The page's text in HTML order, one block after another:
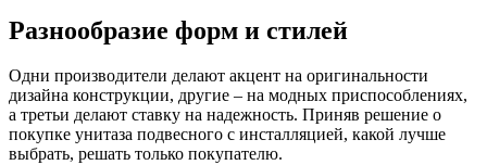
Разнообразие форм и стилей
Одни производители делают акцент на оригинальности
дизайна конструкции, другие – на модных приспособлениях,
а третьи делают ставку на надежность. Приняв решение о
покупке унитаза подвесного с инсталляцией, какой лучше
выбрать, решать только покупателю.